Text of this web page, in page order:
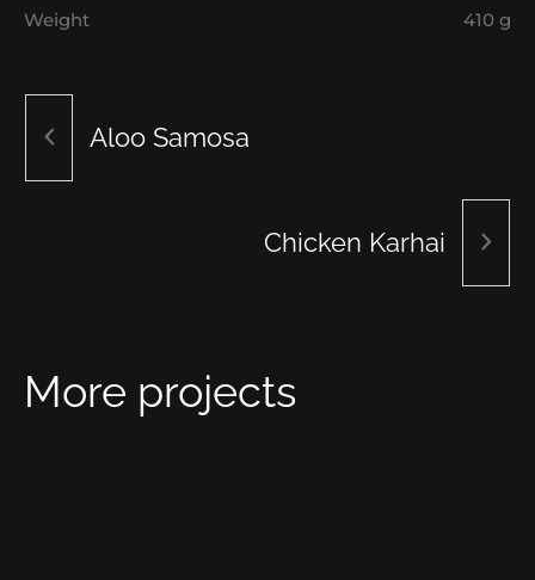
Weight 410 g
Aloo Samosa
Chicken Karhai
More projects